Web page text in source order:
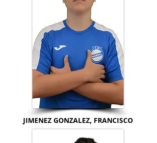
JIMENEZ GONZALEZ, FRANCISCO